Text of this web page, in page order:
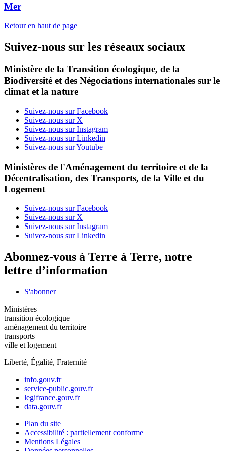
Mer
Retour en haut de page
Suivez-nous sur les réseaux sociaux
Ministère de la Transition écologique, de la
Biodiversité et des Négociations internationales sur le
climat et la nature
Suivez-nous sur Facebook
Suivez-nous sur X
Suivez-nous sur Instagram
Suivez-nous sur Linkedin
Suivez-nous sur Youtube
Ministères de l'Aménagement du territoire et de la
Décentralisation, des Transports, de la Ville et du
Logement
Suivez-nous sur Facebook
Suivez-nous sur X
Suivez-nous sur Instagram
Suivez-nous sur Linkedin
Abonnez-vous à Terre à Terre, notre
lettre d’information
S'abonner
Ministères
transition écologique
aménagement du territoire
transports
ville et logement
Liberté, Égalité, Fraternité
info.gouv.fr
service-public.gouv.fr
legifrance.gouv.fr
data.gouv.fr
Plan du site
Accessibilité : partiellement conforme
Mentions Légales